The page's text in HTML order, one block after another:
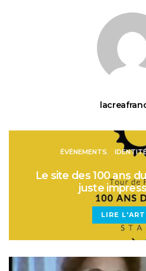
ÉVÈNEMENTS
Le site des 100 ans
juste
LIRE